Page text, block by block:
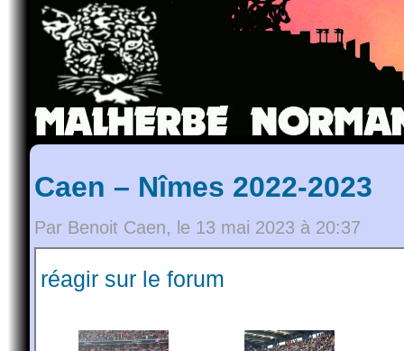
Caen – Nîmes 2022-2023
Par Benoit Caen, le 13 mai 2023 à 20:37
réagir sur le forum